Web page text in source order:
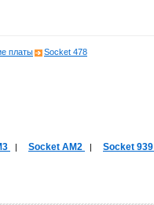
платы Socket 478
| Socket AM2 | Socket 939